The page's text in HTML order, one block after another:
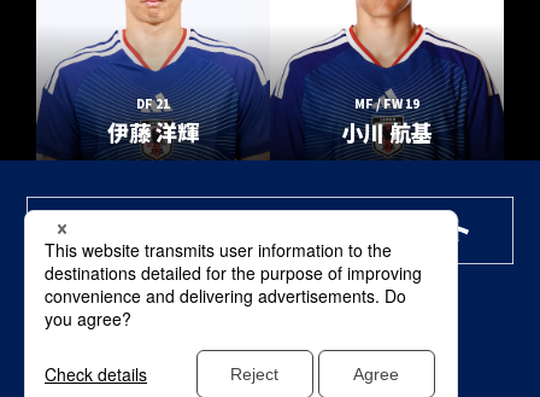
DF 21
伊藤 洋輝
MF / FW 19
小川 航基
Page Top